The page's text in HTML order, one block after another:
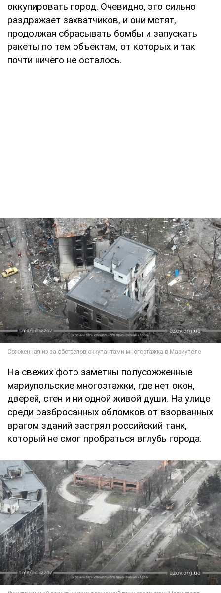
оккупировать город. Очевидно, это сильно
раздражает захватчиков, и они мстят,
продолжая сбрасывать бомбы и запускать
ракеты по тем объектам, от которых и так
почти ничего не осталось.
На свежих фото заметны полусожженные
мариупольские многоэтажки, где нет окон,
дверей, стен и ни одной живой души. На улице
среди разбросанных обломков от взорванных
врагом зданий застрял российский танк,
который не смог пробраться вглубь города.